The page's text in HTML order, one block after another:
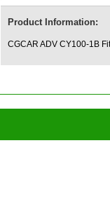
Product Information:
CGCAR ADV CY100-1B